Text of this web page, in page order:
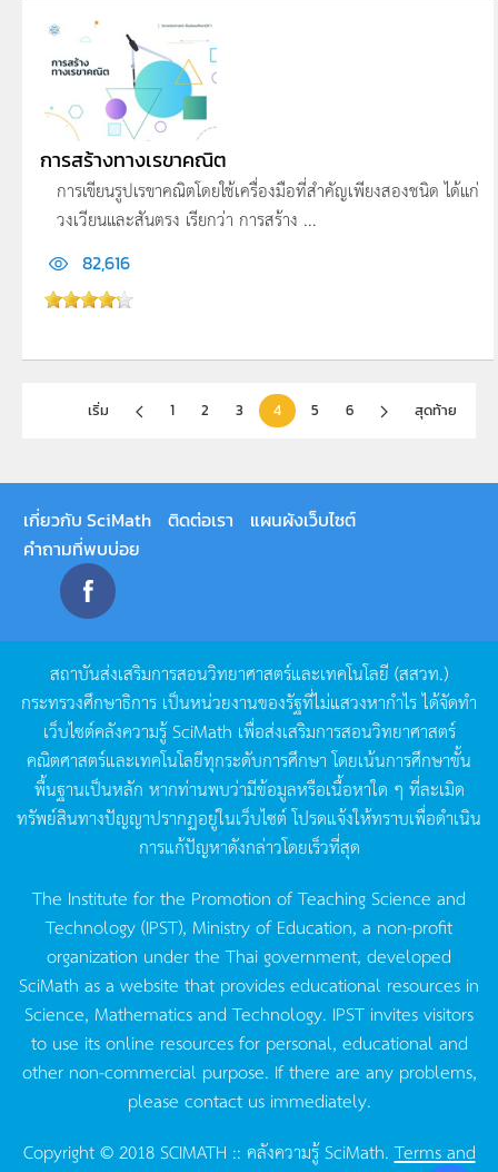
การสร้างทางเรขาคณิต
การเขียนรูปเรขาคณิตโดยใช้เครื่องมือที่สำคัญเพียงสองชนิด ได้แก่
วงเวียนและสันตรง เรียกว่า การสร้าง ...
82,616
เริ่ม 1 2 3 4 5 6 สุดท้าย
เกี่ยวกับ SciMath ติดต่อเรา
แผนผังเว็บไซต์
คำถามที่พบบ่อย
สถาบันส่งเสริมการสอนวิทยาศาสตร์และเทคโนโลยี (สสวท.)
กระทรวงศึกษาธิการ เป็นหน่วยงานของรัฐที่ไม่แสวงหากำไรได้จัดทำ
เว็บไซต์คลังความรู้SciMath เพื่อส่งเสริมการสอนวิทยาศาสตร์
คณิตศาสตร์และเทคโนโลยีทุกระดับการศึกษา โดยเน้นการศึกษาขั้น
พื้นฐานเป็นหลัก หากท่านพบว่ามีข้อมูลหรือเนื้อหาใด ๆ ที่ละเมิด
ทรัพย์สินทางปัญญาปรากฏอยู่ในเว็บไซต์โปรดแจ้งให้ทราบเพื่อดำเนิน
การแก้ปัญหาดังกล่าวโดยเร็วที่สุด
The Institute for the Promotion of Teaching Science and
Technology (IPST), Ministry of Education, a non-profit
organization under the Thai government, developed
SciMath as a website that provides educational resources in
Science, Mathematics and Technology. IPST invites visitors
to use its online resources for personal, educational and
other non-commercial purpose. If there are any problems,
please contact us immediately.
Copyright © 2018 SCIMATH :: คลังความรู้ SciMath.Terms and